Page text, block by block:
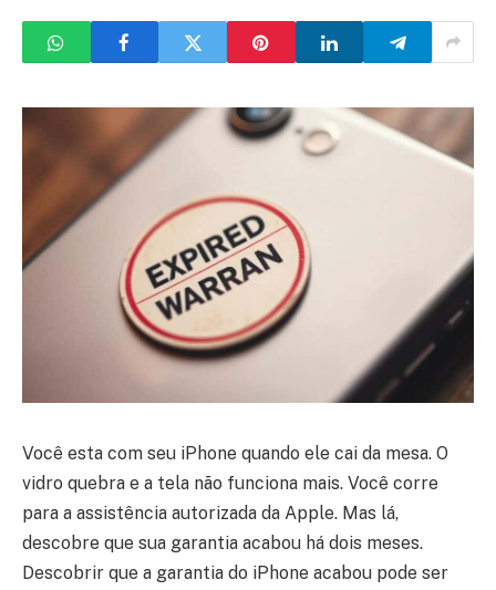
Você esta com seu iPhone quando ele cai da mesa. O
vidro quebra e a tela não funciona mais. Você corre
para a assistência autorizada da Apple. Mas lá,
descobre que sua garantia acabou há dois meses.
Descobrir que a garantia do iPhone acabou pode ser